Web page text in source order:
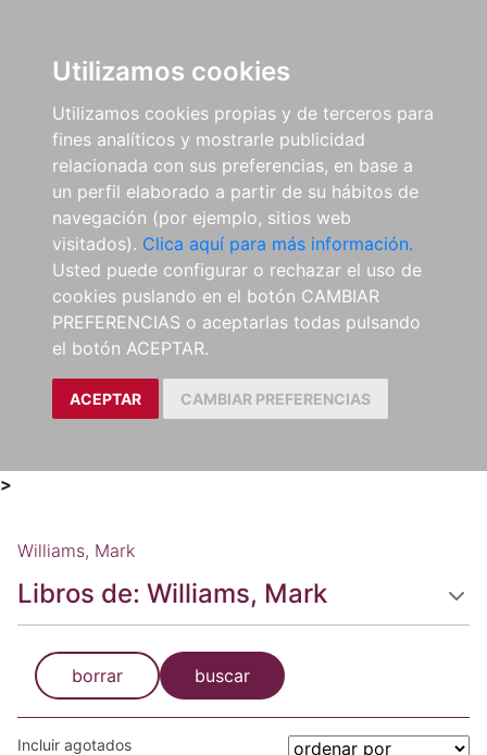
Utilizamos cookies
Utilizamos cookies propias y de terceros para
fines analíticos y mostrarle publicidad
relacionada con sus preferencias, en base a
un perfil elaborado a partir de su hábitos de
navegación (por ejemplo, sitios web
visitados). Clica aquí para más información.
Usted puede configurar o rechazar el uso de
cookies puslando en el botón CAMBIAR
PREFERENCIAS o aceptarlas todas pulsando
el botón ACEPTAR.
ACEPTAR CAMBIAR PREFERENCIAS
>
Williams, Mark
Libros de: Williams, Mark
borrar buscar
Incluir agotados